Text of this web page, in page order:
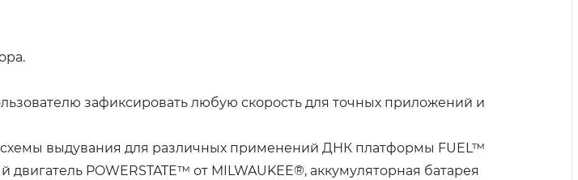
зафиксировать любую скорость для точных приложений и
выдувания для различных применений ДНК платформы FUEL™
POWERSTATE™ от MILWAUKEE®, аккумуляторная батарея